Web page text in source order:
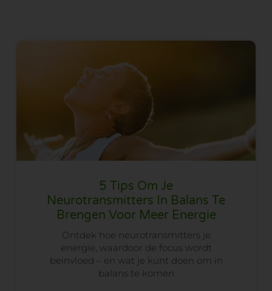
5 Tips Om Je
Neurotransmitters In Balans Te
Brengen Voor Meer Energie
Ontdek hoe neurotransmitters je
energie, waardoor de focus wordt
beïnvloed – en wat je kunt doen om in
balans te komen